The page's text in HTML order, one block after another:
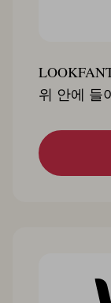
위 안에 들